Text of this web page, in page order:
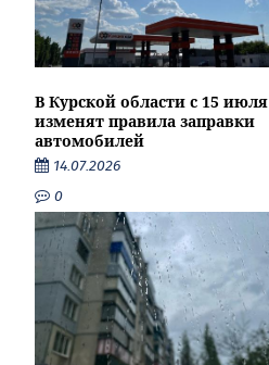
В Курской области с 15 июля
изменят правила заправки
автомобилей
14.07.2026
0